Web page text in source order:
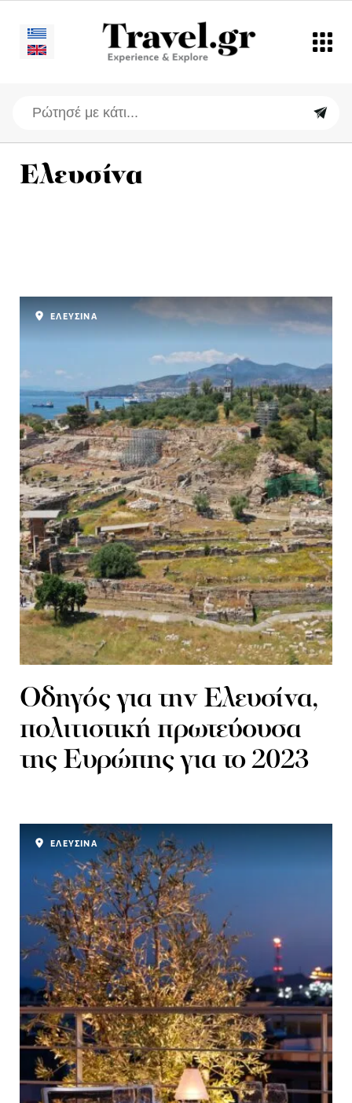
Ελευσίνα
Οδηγός για την Ελευσίνα,
πολιτιστική πρωτεύουσα
της Ευρώπης για το 2023
ΕΛΕΥΣΙΝΑ
ΕΛΕΥΣΙΝΑ